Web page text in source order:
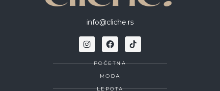
info@cliche.rs
POČETNA
MODA
LEPOTA